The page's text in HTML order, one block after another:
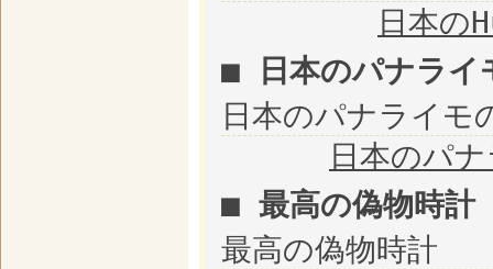
日本の
■ 日本のパナライ
日本のパナライモ
日本のパ
■ 最高の偽物時計
最高の偽物時計